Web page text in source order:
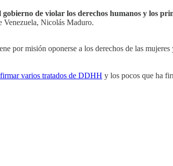
de violar los derechos humanos y los
Venezuela, Nicolás Maduro.
por misión oponerse a los derechos de las mujeres
varios tratados de DDHH y los pocos que ha